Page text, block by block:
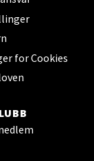
for Cookies